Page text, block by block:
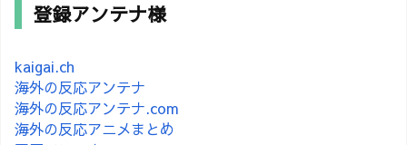
登録アンテナ様
kaigai.ch
海外の反応アンテナ
海外の反応アンテナ.com
海外の反応アニメまとめ